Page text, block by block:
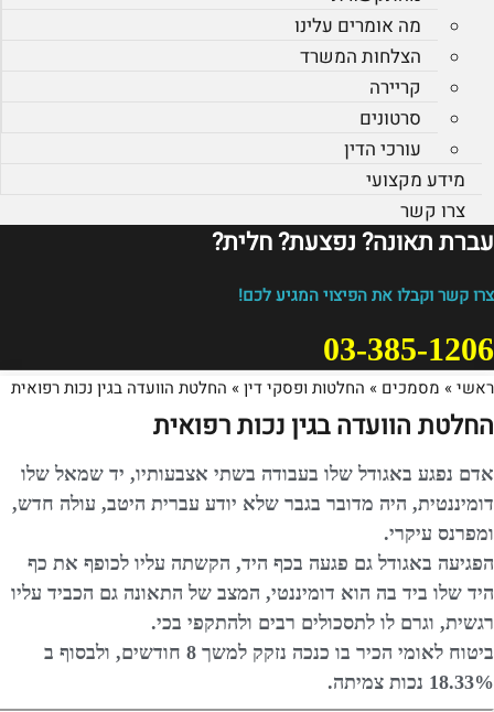
מה אומרים עלינו
הצלחות המשרד
קריירה
סרטונים
עורכי הדין
מידע מקצועי
צרו קשר
עברת תאונה? נפצעת? חלית?​
צרו קשר וקבלו את הפיצוי המגיע לכם!
03-385-1206
ראשי» מסמכים » החלטות ופסקי דין» החלטת הוועדה בגין נכות רפואית
החלטת הוועדה בגין נכות רפואית
אדם נפגע באגודל שלו בעבודה בשתי אצבעותיו, יד שמאל שלו
דומיננטית, היה מדובר בגבר שלא יודע עברית היטב, עולה חדש,
ומפרנס עיקרי.
הפגיעה באגודל גם פגעה בכף היד, הקשתה עליו לכופף את כף
היד שלו ביד בה הוא דומיננטי, המצב של התאונה גם הכביד עליו
רגשית, וגרם לו לתסכולים רבים ולהתקפי בכי.
ביטוח לאומי הכיר בו כנכה נזקק למשך 8 חודשים, ולבסוף ב
18.33% נכות צמיתה.